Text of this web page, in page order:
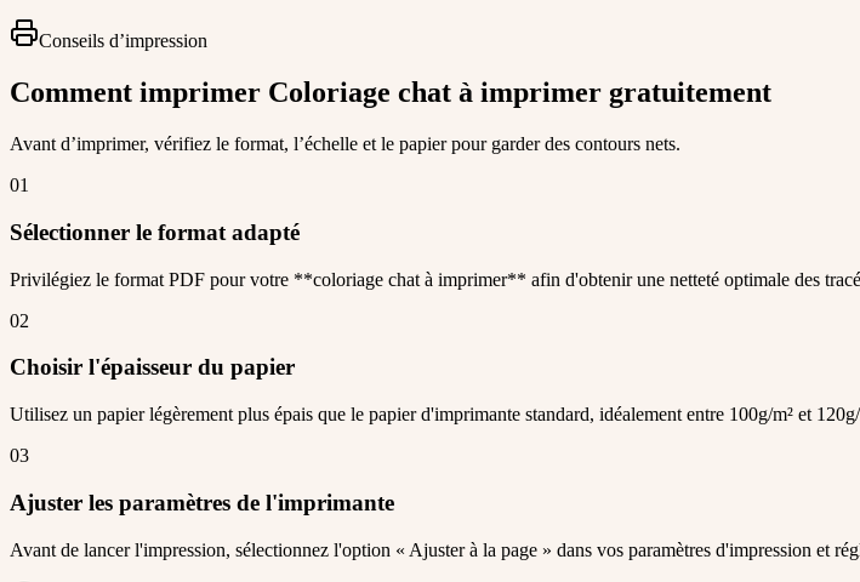
Conseils d’impression
Comment imprimer Coloriage chat à imprimer gratuitement
Avant d’imprimer, vérifiez le format, l’échelle et le papier pour garder des contours nets.
01
Sélectionner le format adapté
Privilégiez le format PDF pour votre **coloriage chat à imprimer** afin d'obtenir une netteté optimale des
02
Choisir l'épaisseur du papier
Utilisez un papier légèrement plus épais que le papier d'imprimante standard, idéalement entre 100g/m² et
03
Ajuster les paramètres de l'imprimante
Avant de lancer l'impression, sélectionnez l'option « Ajuster à la page » dans vos paramètres d'impression et